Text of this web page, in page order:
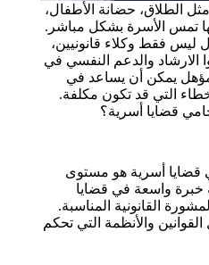
الطلاق، حضانة الأطفال،
تمس الأسرة بشكل مباشر.
ليس فقط وكلاء قانونيين،
والدعم النفسي في
يمكن أن يساعد في
التي قد تكون مكلفة.
قضايا أسرية؟
قضايا أسرية هو مستوى
خبرة واسعة في قضايا
القانونية المناسبة.
والأنظمة التي تحكم